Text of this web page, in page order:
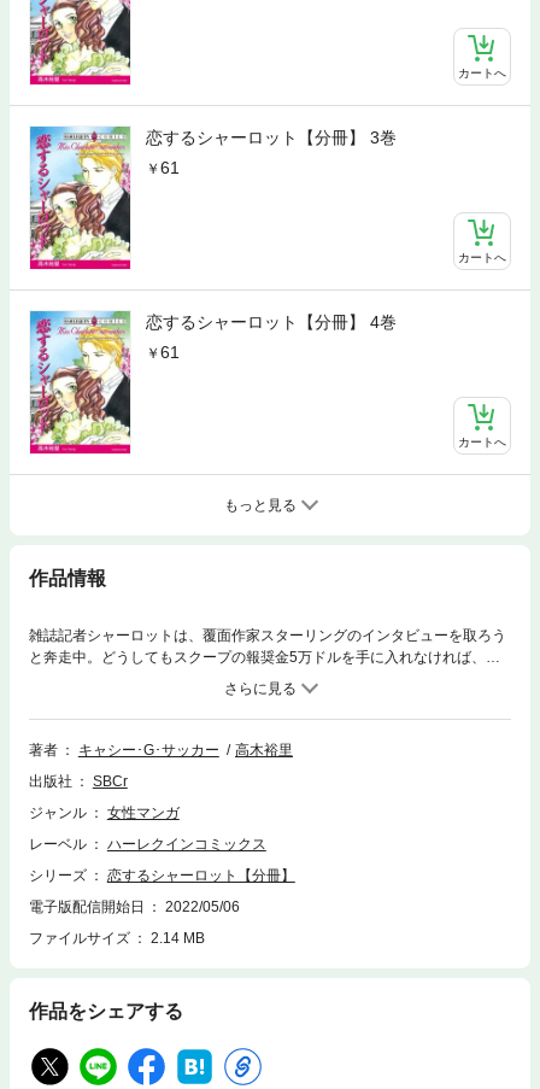
カートへ
恋するシャーロット【分冊】 3巻
61
カートへ
恋するシャーロット【分冊】 4巻
61
カートへ
もっと見る
作品情報
雑誌記者シャーロットは、覆面作家スターリングのインタビューを取ろう
と奔走中。どうしてもスクープの報奨金5万ドルを手に入れなければ、想
い出のつまった我が家を手放さなければならない。 「このネタ、絶対取っ
てみせるわ！」 取材に励むシャーロットだが、成果はナシ・・・。それど
ころか、突然彼女の家に居候することになった謎の青年ブレットの魅力に
翻弄されっぱなし！ 振り回されている場合じゃないわ、シャーロット！今
て・・・・・・！
著者 キャシー･G･サッカー
高木裕里
出版社
SBCr
ジャンル
女性マンガ
レーベル
ハーレクインコミックス
シリーズ
恋するシャーロット【分冊】
電子版配信開始日
2022/05/06
ファイルサイズ
2.14 MB
作品をシェアする